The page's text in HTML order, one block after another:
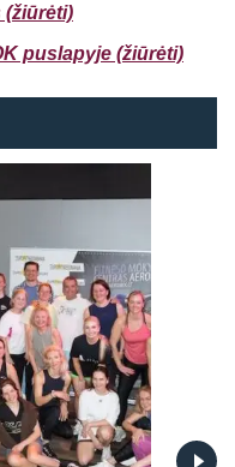
puslapyje (žiūrėti)